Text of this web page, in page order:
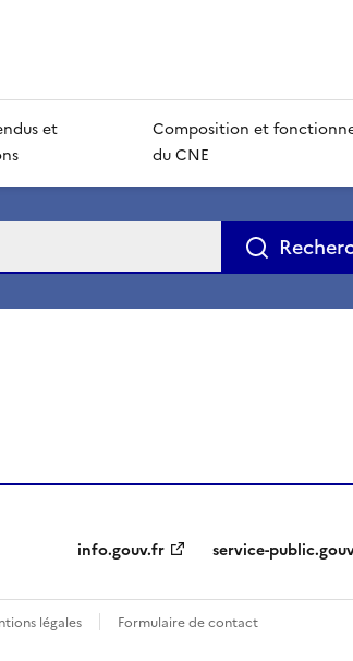
et
Composition et
du CNE
info.gouv.fr service-
légales Formulaire de contact